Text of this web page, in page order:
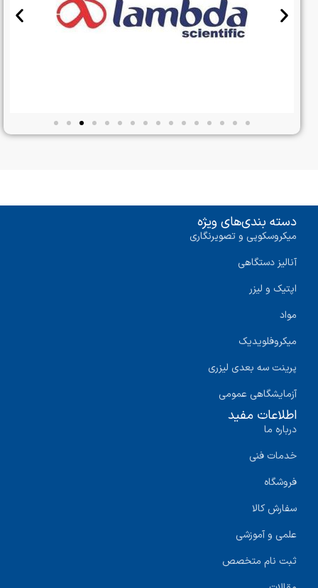
دسته بندی‌های ویژه
میکروسکوپی و تصویرنگاری
آنالیز دستگاهی
اپتیک و لیزر
مواد
میکروفلویدیک
پرینت سه‌ بعدی لیزری
آزمایشگاهی عمومی
اطلاعات مفید
درباره ما
خدمات فنی
فروشگاه
سفارش کالا
علمی و آموزشی
ثبت نام متخصص